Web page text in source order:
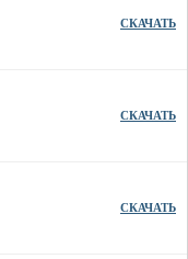
СКАЧАТЬ
СКАЧАТЬ
СКАЧАТЬ